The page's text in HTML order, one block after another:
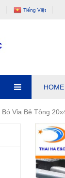
Tiếng Việt
HOME
Bó Vỉa Bê Tông